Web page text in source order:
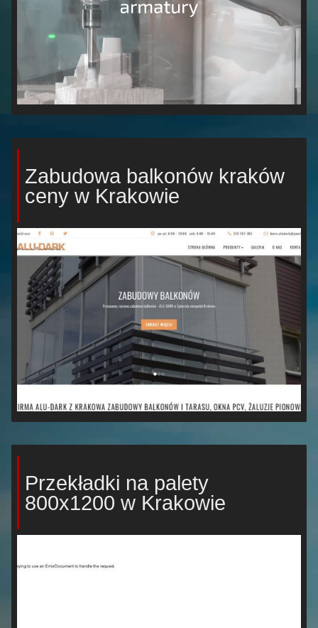
Zabudowa balkonów kraków
ceny w Krakowie
Przekładki na palety
800x1200 w Krakowie